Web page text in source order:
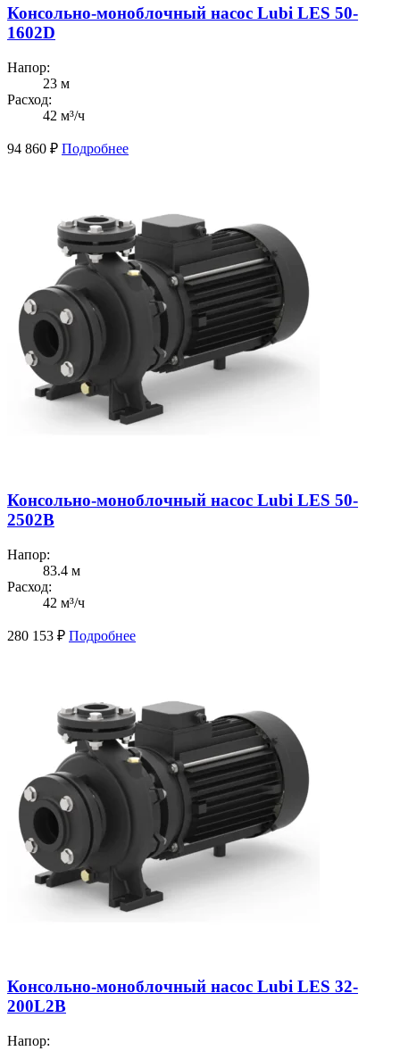
Консольно-моноблочный насос Lubi LES 50-
1602D
Напор:
23 м
Расход:
42 м³/ч
94 860 ₽ Подробнее
Консольно-моноблочный насос Lubi LES 50-
2502B
Напор:
83.4 м
Расход:
42 м³/ч
280 153 ₽ Подробнее
Консольно-моноблочный насос Lubi LES 32-
200L2B
Напор: